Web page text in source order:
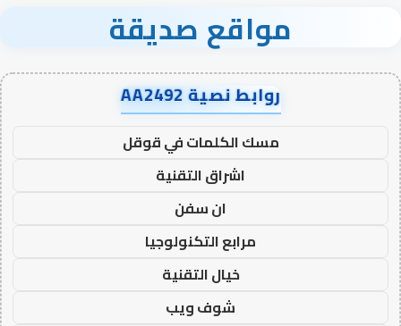
مواقع صديقة
روابط نصية AA2492
مسك الكلمات في قوقل
اشراق التقنية
ان سفن
مرابع التكنولوجيا
خيال التقنية
شوف ويب